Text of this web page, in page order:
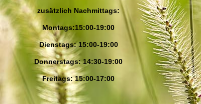
zusätzlich Nachmittags:
Montags:15:00-19:00
Dienstags: 15:00-19:00
Donnerstags: 14:30-19:00
Freitags: 15:00-17:00